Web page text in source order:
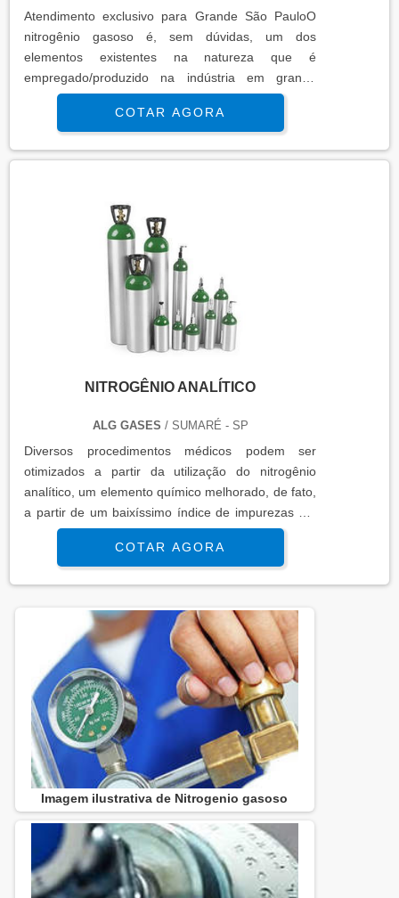
Atendimento exclusivo para Grande São PauloO
nitrogênio gasoso é, sem dúvidas, um dos
elementos existentes na natureza que é
empregado/produzido na indústria em grande
escala. O gás é captado da atmosfera da mesma
forma que o gás oxigênio, e tem uma série de
utilidades nas indústrias alimentícia, química,
elétrica e metalúrgica. o produto garante diversas
COTAR AGORA
NITROGÊNIO ANALÍTICO
ALG GASES / SUMARÉ - SP
Diversos procedimentos médicos podem ser
otimizados a partir da utilização do nitrogênio
analítico, um elemento químico melhorado, de fato,
a partir de um baixíssimo índice de impurezas em
suas estruturas. Antes mesmo de se integrar aos
usos em hospitais, laboratórios e consultórios
diversos, o nitrogênio também é essencial para que
encorpadas, detalhadas e positivamente
minuciosas quando de suas prátic...
COTAR AGORA
Imagem ilustrativa de Nitrogenio gasoso